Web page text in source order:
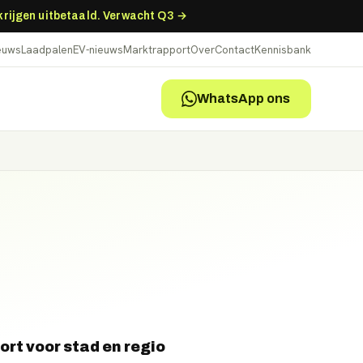
uitbetaald. Verwacht Q3 →
LaadpalenEV-nieuwsMarktrapportOverContactKennisbank
WhatsApp ons
voor stad en regio